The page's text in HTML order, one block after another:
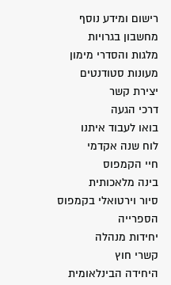
רישום ומידע נוסף
מחשבון בגרויות
מלגות והסדרי מימון
מעונות סטודנטים
יצירת קשר
דרכי הגעה
בואו לעבוד איתנו
לוח שנה אקדמי
חיי הקמפוס
בינה מלאכותית
סיור וירטואלי בקמפוס
הספרייה
יחידות מנהלה
קשרי חוץ
היחידה הבינלאומית